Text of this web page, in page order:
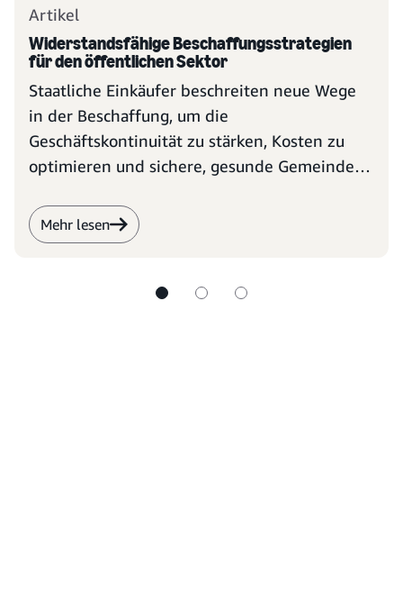
Artikel
Widerstandsfähige Beschaffungsstrategien
für den öffentlichen Sektor
Staatliche Einkäufer beschreiten neue Wege
in der Beschaffung, um die
Geschäftskontinuität zu stärken, Kosten zu
optimieren und sichere, gesunde Gemeinden
Mehr lesen